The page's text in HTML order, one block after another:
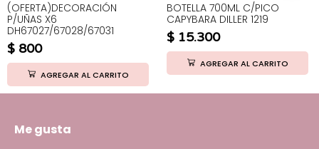
(OFERTA)DECORACIÓN
P/UÑAS X6
DH67027/67028/67031
$ 800
AGREGAR AL CARRITO
BOTELLA 700ML C/PICO
CAPYBARA DILLER 1219
$ 15.300
AGREGAR AL CARRITO
Me gusta